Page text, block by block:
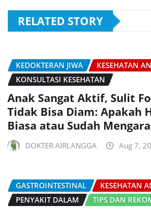
RELATED STORY
KEDOKTERAN JIWA
KESEHATAN
KONSULTASI KESEHATAN
Anak Sangat Aktif, Sulit
Tidak Bisa Diam: Apakah
Biasa atau Sudah
DOKTER AIRLANGGA Aug 7,
GASTROINTESTINAL
KESEHATAN
PENYAKIT DALAM
TIPS DAN